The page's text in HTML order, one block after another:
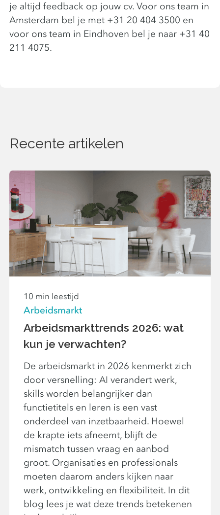
je altijd feedback op jouw cv. Voor ons team in
Amsterdam bel je met +31 20 404 3500 en
voor ons team in Eindhoven bel je naar +31 40
211 4075.
Recente artikelen
10 min leestijd
Arbeidsmarkt
Arbeidsmarkttrends 2026: wat
kun je verwachten?
De arbeidsmarkt in 2026 kenmerkt zich
door versnelling: AI verandert werk,
skills worden belangrijker dan
functietitels en leren is een vast
onderdeel van inzetbaarheid. Hoewel
de krapte iets afneemt, blijft de
mismatch tussen vraag en aanbod
groot. Organisaties en professionals
moeten daarom anders kijken naar
werk, ontwikkeling en flexibiliteit. In dit
blog lees je wat deze trends betekenen